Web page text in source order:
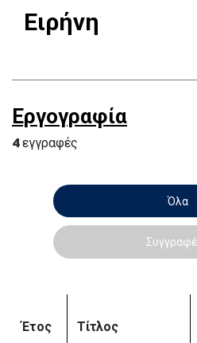
Ειρήνη
Εργογραφία
4εγγραφές
Όλα
Έτος Τίτλος